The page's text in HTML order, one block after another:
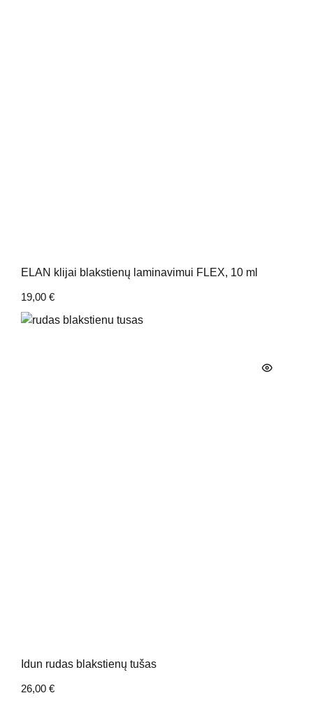
ELAN klijai blakstienų laminavimui FLEX, 10 ml
19,00 €
Idun rudas blakstienų tušas
26,00 €